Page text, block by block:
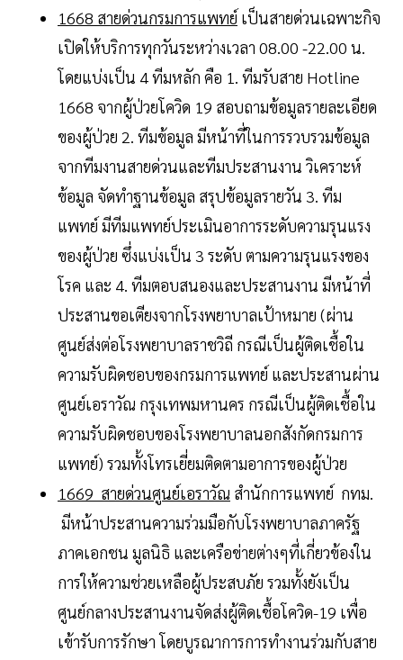
1668 สายด่วนกรมการแพทย์ เป็นสายด่วนเฉพาะกิจ
เปิดให้บริการทุกวันระหว่างเวลา 08.00 -22.00 น.
โดยแบ่งเป็น 4 ทีมหลัก คือ 1. ทีมรับสาย Hotline
1668 จากผู้ป่วยโควิด 19 สอบถามข้อมูลรายละเอียด
ของผู้ป่วย 2. ทีมข้อมูล มีหน้าที่ในการรวบรวมข้อมูล
จากทีมงานสายด่วนและทีมประสานงาน วิเคราะห์
ข้อมูล จัดทำฐานข้อมูล สรุปข้อมูลรายวัน 3. ทีม
แพทย์ มีทีมแพทย์ประเมินอาการระดับความรุนแรง
ของผู้ป่วย ซึ่งแบ่งเป็น 3 ระดับ ตามความรุนแรงของ
โรค และ 4. ทีมตอบสนองและประสานงาน มีหน้าที่
ประสานขอเตียงจากโรงพยาบาลเป้าหมาย (ผ่าน
ศูนย์ส่งต่อโรงพยาบาลราชวิถี กรณีเป็นผู้ติดเชื้อใน
ความรับผิดชอบของกรมการแพทย์ และประสานผ่าน
ศูนย์เอราวัณ กรุงเทพมหานคร กรณีเป็นผู้ติดเชื้อใน
ความรับผิดชอบของโรงพยาบาลนอกสังกัดกรมการ
แพทย์) รวมทั้งโทรเยี่ยมติดตามอาการของผู้ป่วย
1669 สายด่วนศูนย์เอราวัณ สำนักการแพทย์ กทม.
มีหน้าประสานความร่วมมือกับโรงพยาบาลภาครัฐ
ภาคเอกชน มูลนิธิ และเครือข่ายต่างๆที่เกี่ยวข้องใน
การให้ความช่วยเหลือผู้ประสบภัย รวมทั้งยังเป็น
ศูนย์กลางประสานงานจัดส่งผู้ติดเชื้อโควิด-19 เพื่อ
เข้ารับการรักษา โดยบูรณาการการทำงานร่วมกับสาย